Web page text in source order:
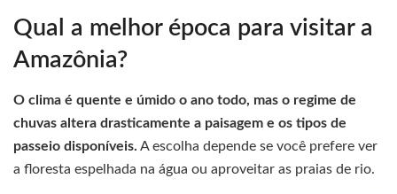
Qual a melhor época para visitar a
Amazônia?
O clima é quente e úmido o ano todo, mas o regime de
chuvas altera drasticamente a paisagem e os tipos de
passeio disponíveis. A escolha depende se você prefere ver
a floresta espelhada na água ou aproveitar as praias de rio.